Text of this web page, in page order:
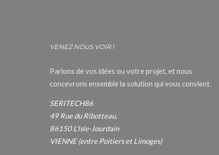
VENEZ NOUS VOIR !
Parlons de vos idées ou votre projet, et nous
concevrons ensemble la solution qui vous convient.
SERITECH86
49 Rue du Ribotteau,
86150 L'Isle-Jourdain
VIENNE (entre Poitiers et Limoges)